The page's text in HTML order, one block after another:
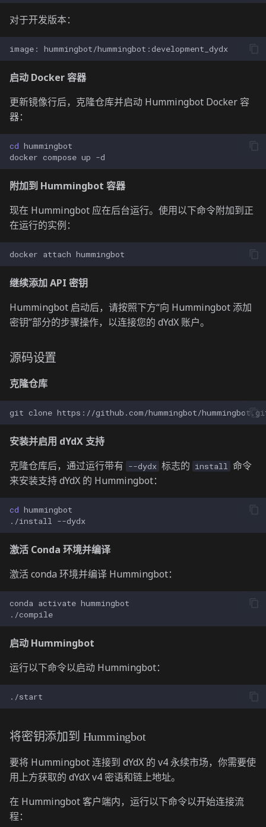
对于开发版本：
image:
启动 Docker 容器
更新镜像行后，克隆仓库并启动 Hummingbot Docker 容
器：
cd
docker compose up
附加到 Hummingbot 容器
现在 Hummingbot 应在后台运行。使用以下命令附加到正
在运行的实例：
docker attach
继续添加 API 密钥
Hummingbot 启动后，请按照下方“向 Hummingbot 添加
密钥”部分的步骤操作，以连接您的 dYdX 账户。
源码设置
克隆仓库
git clone
安装并启用 dYdX 支持
克隆仓库后，通过运行带有 --dydx 标志的 install 命令
来安装支持 dYdX 的 Hummingbot：
cd
./install
激活 Conda 环境并编译
激活 conda 环境并编译 Hummingbot：
conda activate
启动 Hummingbot
运行以下命令以启动 Hummingbot：
将密钥添加到 Hummingbot
要将 Hummingbot 连接到 dYdX 的 v4 永续市场，你需要使
用上方获取的 dYdX v4 密语和链上地址。
在 Hummingbot 客户端内，运行以下命令以开始连接流
程：